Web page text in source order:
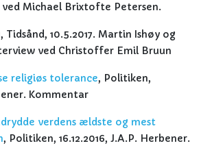
Michael Brixtofte Petersen.
Tidsånd, 10.5.2017. Martin Ishøy og
ved Christoffer Emil Bruun
religiøs tolerance, Politiken,
Kommentar
verdens ældste og mest
, Politiken, 16.12.2016, J.A.P. Herbener.